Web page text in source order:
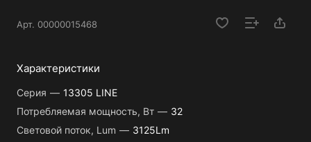
Арт. 00000015468
Характеристики
Серия — 13305 LINE
Потребляемая мощность, Вт — 32
Световой поток, Lum — 3125Lm